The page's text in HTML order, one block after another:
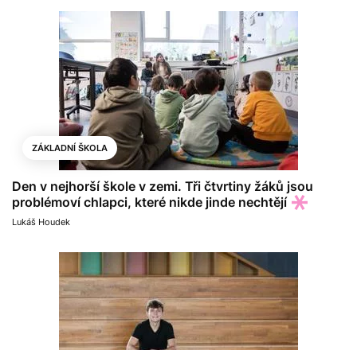
ZÁKLADNÍ ŠKOLA
Den v nejhorší škole v zemi. Tři čtvrtiny žáků jsou
problémoví chlapci, které nikde jinde nechtějí
Lukáš Houdek